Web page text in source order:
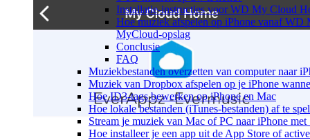
Installatie-instructies voor WD My Cloud
Hoe muziek afspelen op iPhone vanaf
MyCloud-opslag
Conclusie
FAQ
Muziekbestanden overzetten van computer naar
Muziek van Dropbox afspelen op je iPhone
Hoe ID3-tags bewerken op iPhone en Mac
Hoe lokale bestanden (iTunes-bestanden) af te
Stream je muziek van Mac of PC naar iPhone
Hoe installeer je een app uit de App Store of